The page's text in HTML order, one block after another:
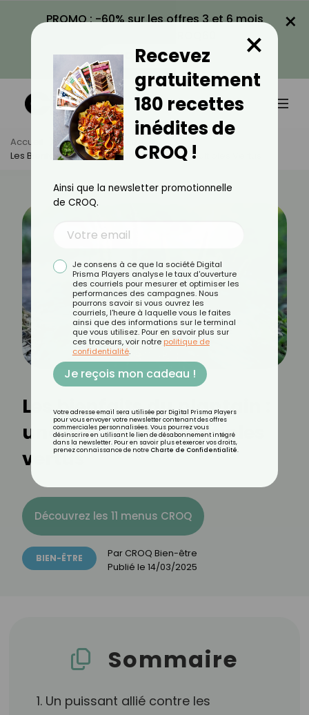
PROMO : -60% sur les offres 3 et 6 mois
VOIR LA PROMO
×
Accueil Actus
Bien-Être
Les Bienfaits Du Plantain : Une Plante Aux Multiples Vertus
Les bienfaits du plantain :
une plante aux multiples
vertus
Découvrez les 11 menus CROQ
BIEN-ÊTRE Par CROQ Bien-être
Publié le 14/03/2025
Sommaire
1. Un puissant allié contre les
Recevez
gratuitement
180 recettes
inédites de
CROQ !
×
Ainsi que la newsletter promotionnelle
de CROQ.
Je consens à ce que la société Digital
Prisma Players analyse le taux d'ouverture
des courriels pour mesurer et optimiser les
performances des campagnes. Nous
pourrons savoir si vous ouvrez les
courriels, l'heure à laquelle vous le faites
ainsi que des informations sur le terminal
que vous utilisez. Pour en savoir plus sur
ces traceurs, voir notre politique de
confidentialité.
Je reçois mon cadeau !
Votre adresse email sera utilisée par Digital Prisma Players
pour vous envoyer votre newsletter contenant des offres
commerciales personnalisées. Vous pourrez vous
désinscrire en utilisant le lien de désabonnement intégré
dans la newsletter. Pour en savoir plus et exercer vos droits,
prenez connaissance de notre Charte de Confidentialité.